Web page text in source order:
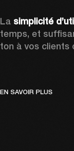
La simplicité
temps, et
ton à vos clients
EN SAVOIR PLUS